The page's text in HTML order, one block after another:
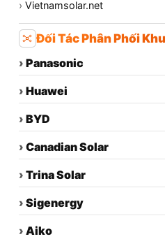
› Vietnamsolar.net
Đối Tác Phân Phối
› Panasonic
› Huawei
› BYD
› Canadian Solar
› Trina Solar
› Sigenergy
› Aiko